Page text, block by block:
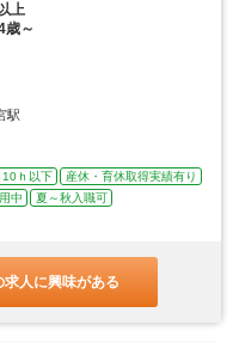
上
歳～
駅
10ｈ以下
産休・育休取得実績有り
中
夏～秋入職可
求人に興味がある